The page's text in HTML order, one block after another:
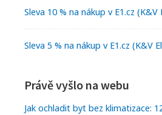
Sleva 10 % na nákup v E1.cz (K&V
Sleva 5 % na nákup v E1.cz (K&V
Právě vyšlo na webu
Jak ochladit byt bez klimatizace: